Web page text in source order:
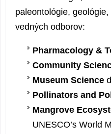
paleontológie,
vedných odborov:
Pharmacology &
Community
Museum Science
Pollinators and
Mangrove
UNESCO’s World